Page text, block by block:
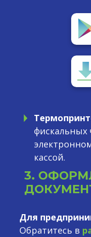
кассой.
3.
Для
Обратитесь в